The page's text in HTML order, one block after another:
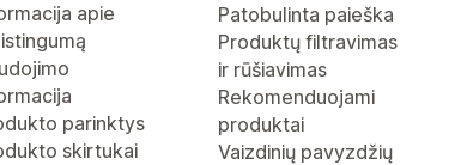
apie
parinktys
skirtukai
Patobulinta paieška
Produktų filtravimas
ir rūšiavimas
Rekomenduojami
produktai
Vaizdinių pavyzdžių